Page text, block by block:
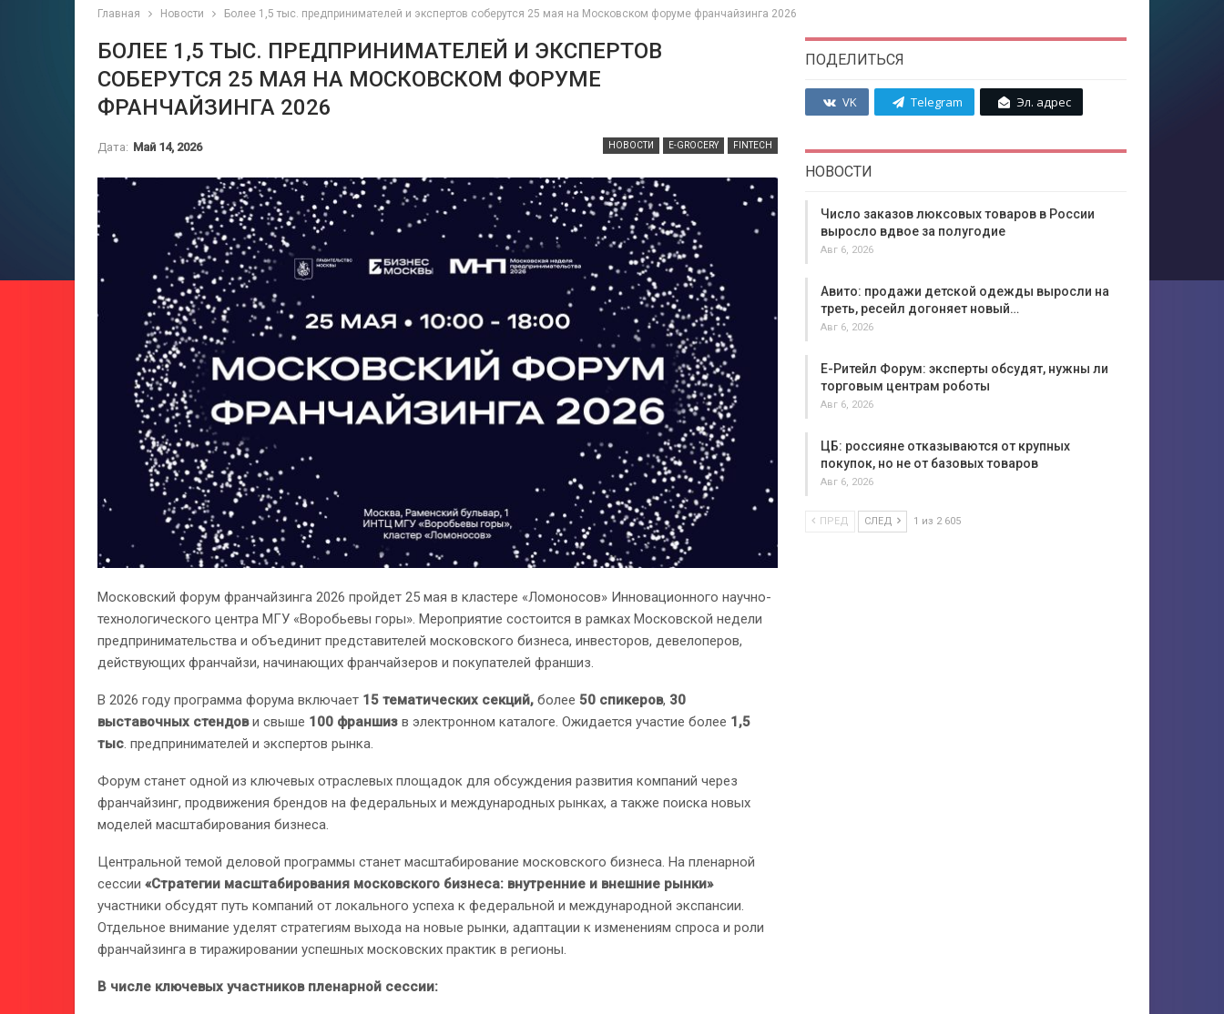
Главная Новости Более 1,5 тыс. предпринимателей и экспертов соберутся 25 мая на Московском форуме франчайзинга 2026
БОЛЕЕ 1,5 ТЫС. ПРЕДПРИНИМАТЕЛЕЙ И ЭКСПЕРТОВ
СОБЕРУТСЯ 25 МАЯ НА МОСКОВСКОМ ФОРУМЕ
ФРАНЧАЙЗИНГА 2026
НОВОСТИ E-GROCERY FINTECH
Дата: Май 14, 2026
Московский форум франчайзинга 2026 пройдет 25 мая в кластере «Ломоносов» Инновационного научно-
технологического центра МГУ «Воробьевы горы». Мероприятие состоится в рамках Московской недели
предпринимательства и объединит представителей московского бизнеса, инвесторов, девелоперов,
действующих франчайзи, начинающих франчайзеров и покупателей франшиз.
В 2026 году программа форума включает 15 тематических секций, более 50 спикеров, 30
выставочных стендови свыше 100 франшиз в электронном каталоге. Ожидается участие более 1,5
тыс. предпринимателей и экспертов рынка.
Форум станет одной из ключевых отраслевых площадок для обсуждения развития компаний через
франчайзинг, продвижения брендов на федеральных и международных рынках, а также поиска новых
моделей масштабирования бизнеса.
Центральной темой деловой программы станет масштабирование московского бизнеса. На пленарной
сессии «Стратегии масштабирования московского бизнеса: внутренние и внешние рынки»
участники обсудят путь компаний от локального успеха к федеральной и международной экспансии.
Отдельное внимание уделят стратегиям выхода на новые рынки, адаптации к изменениям спроса и роли
франчайзинга в тиражировании успешных московских практик в регионы.
В числе ключевых участников пленарной сессии:
ПОДЕЛИТЬСЯ
VK Telegram Эл. адрес
НОВОСТИ
Число заказов люксовых товаров в России
выросло вдвое за полугодие
Авг 6, 2026
Авито: продажи детской одежды выросли на
треть, ресейл догоняет новый…
Авг 6, 2026
Е-Ритейл Форум: эксперты обсудят, нужны ли
торговым центрам роботы
Авг 6, 2026
ЦБ: россияне отказываются от крупных
покупок, но не от базовых товаров
Авг 6, 2026
ПРЕД СЛЕД 1 из 2 605